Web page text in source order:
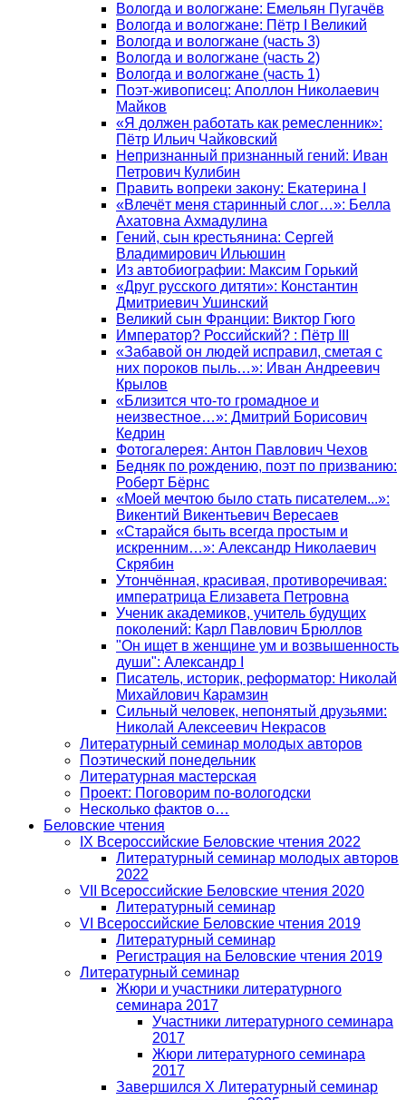
Вологда и вологжане: Емельян Пугачёв
Вологда и вологжане: Пётр I Великий
Вологда и вологжане (часть 3)
Вологда и вологжане (часть 2)
Вологда и вологжане (часть 1)
Поэт-живописец: Аполлон Николаевич
Майков
«Я должен работать как ремесленник»:
Пётр Ильич Чайковский
Непризнанный признанный гений: Иван
Петрович Кулибин
Править вопреки закону: Екатерина I
«Влечёт меня старинный слог…»: Белла
Ахатовна Ахмадулина
Гений, сын крестьянина: Сергей
Владимирович Ильюшин
Из автобиографии: Максим Горький
«Друг русского дитяти»: Константин
Дмитриевич Ушинский
Великий сын Франции: Виктор Гюго
Император? Российский? : Пётр III
«Забавой он людей исправил, сметая с
них пороков пыль…»: Иван Андреевич
Крылов
«Близится что-то громадное и
неизвестное…»: Дмитрий Борисович
Кедрин
Фотогалерея: Антон Павлович Чехов
Бедняк по рождению, поэт по призванию:
Роберт Бёрнс
«Моей мечтою было стать писателем...»:
Викентий Викентьевич Вересаев
«Старайся быть всегда простым и
искренним…»: Александр Николаевич
Скрябин
Утончённая, красивая, противоречивая:
императрица Елизавета Петровна
Ученик академиков, учитель будущих
поколений: Карл Павлович Брюллов
"Он ищет в женщине ум и возвышенность
души": Александр I
Писатель, историк, реформатор: Николай
Михайлович Карамзин
Сильный человек, непонятый друзьями:
Николай Алексеевич Некрасов
Литературный семинар молодых авторов
Поэтический понедельник
Литературная мастерская
Проект: Поговорим по-вологодски
Несколько фактов о…
Беловские чтения
IX Всероссийские Беловские чтения 2022
Литературный семинар молодых авторов
2022
VII Всероссийские Беловские чтения 2020
Литературный семинар
VI Всероссийские Беловские чтения 2019
Литературный семинар
Регистрация на Беловские чтения 2019
Литературный семинар
Жюри и участники литературного
семинара 2017
Участники литературного семинара
2017
Жюри литературного семинара
2017
Завершился Х Литературный семинар